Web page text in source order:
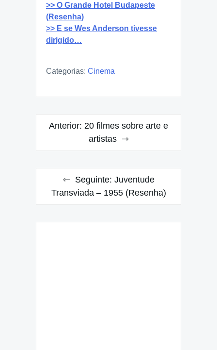
>> O Grande Hotel Budapeste
(Resenha)
>> E se Wes Anderson tivesse
dirigido…
Categorias: Cinema
Navegação
Anterior: 20 filmes sobre arte e
artistas
Seguinte: Juventude
Transviada – 1955 (Resenha)